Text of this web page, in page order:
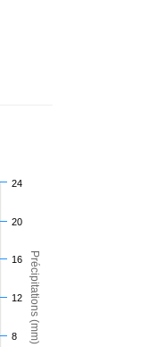
Précipitations (mm)
8
12
16
20
24